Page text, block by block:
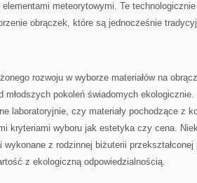
meteorytowymi. Te
obrączek, które są jednocześnie
rozwoju w wyborze materiałów na
młodszych pokoleń świadomych
laboratoryjnie, czy materiały pochodzące z
kryteriami wyboru jak estetyka czy cena.
wykonane z rodzinnej biżuterii
z ekologiczną odpowiedzialnością.